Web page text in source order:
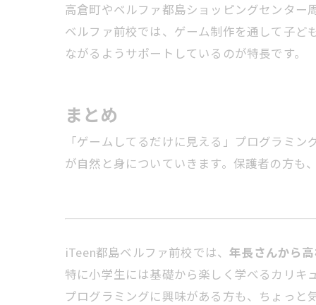
高倉町やベルファ都島ショッピングセンター
ベルファ前校では、ゲーム制作を通して子ど
ながるようサポートしているのが特長です。
まとめ
「ゲームしてるだけに見える」プログラミ
が自然と身についていきます。保護者の方も
iTeen都島ベルファ前校では、年長さんから
特に小学生には基礎から楽しく学べるカリキ
プログラミングに興味がある方も、ちょっと